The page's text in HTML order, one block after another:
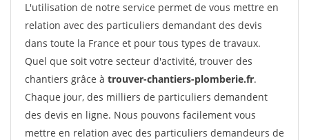
L'utilisation de notre service permet de vous mettre en
relation avec des particuliers demandant des devis
dans toute la France et pour tous types de travaux.
Quel que soit votre secteur d'activité, trouver des
chantiers grâce à trouver-chantiers-plomberie.fr.
Chaque jour, des milliers de particuliers demandent
des devis en ligne. Nous pouvons facilement vous
mettre en relation avec des particuliers demandeurs de